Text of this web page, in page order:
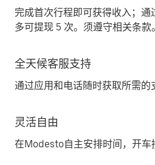
完成首次行程即可获得收入；
多可提现 5 次。须遵守相关条款。
全天候客服支持
通过应用和电话随时获取所需的
灵活自由
在Modesto自主安排时间，开车